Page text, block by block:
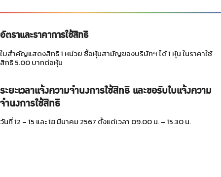
อัตราและราคาการใช้สิทธิ
ใบสำคัญแสดงสิทธิ 1 หน่วย ซื้อหุ้นสามัญของบริษัทฯ ได้ 1 หุ้น ในราคาใช้
สิทธิ 5.00 บาทต่อหุ้น
ระยะเวลาแจ้งความจำนงการใช้สิทธิ และขอรับใบแจ้งความ
จำนงการใช้สิทธิ
วันที่ 12 – 15 และ 18 มีนาคม 2567 ตั้งแต่เวลา 09.00 น. – 15.30 น.